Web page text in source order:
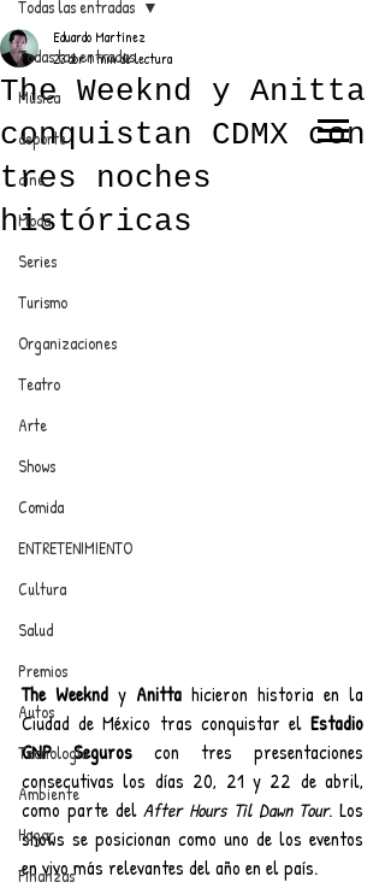
ANUNCIATE CON NOSOTROS
PARA MÁS INFORMACIÓN:
dinamicaseltrendytop@gmail.com
EL TRENDY TOP
CON EDDY MARTINEZ
Todas las entradas
Música
deporte
cine
Moda
Series
Turismo
Organizaciones
Teatro
Arte
Shows
Comida
ENTRETENIMIENTO
Cultura
Salud
Premios
Autos
Tecnología
Ambiente
Hogar
Finanzas
Todas las entradas
The Weeknd y Anitta
conquistan CDMX con
tres noches
históricas
Eduardo Martínez
23 abr1 min de lectura
The Weeknd y Anitta hicieron historia en la
Ciudad de México tras conquistar el Estadio
GNP Seguros con tres presentaciones
consecutivas los días 20, 21 y 22 de abril,
como parte del After Hours Til Dawn Tour. Los
shows se posicionan como uno de los eventos
en vivo más relevantes del año en el país.